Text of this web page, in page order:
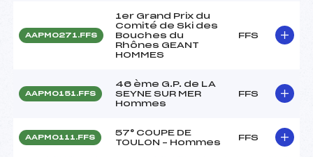
AAPM0271.FFS
1er Grand Prix du
Comité de Ski des
Bouches du
Rhônes GEANT
HOMMES
FFS
AAPM0151.FFS
46 ème G.P. de LA
SEYNE SUR MER
Hommes
FFS
AAPM0111.FFS
57° COUPE DE
TOULON – Hommes
FFS